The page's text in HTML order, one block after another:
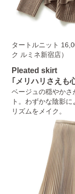
タートルニット
ク ルミネ新宿店）
Pleated skirt
｢メリハリさえも
ベージュの穏やか
ト。わずかな陰影
リズムをメイク。